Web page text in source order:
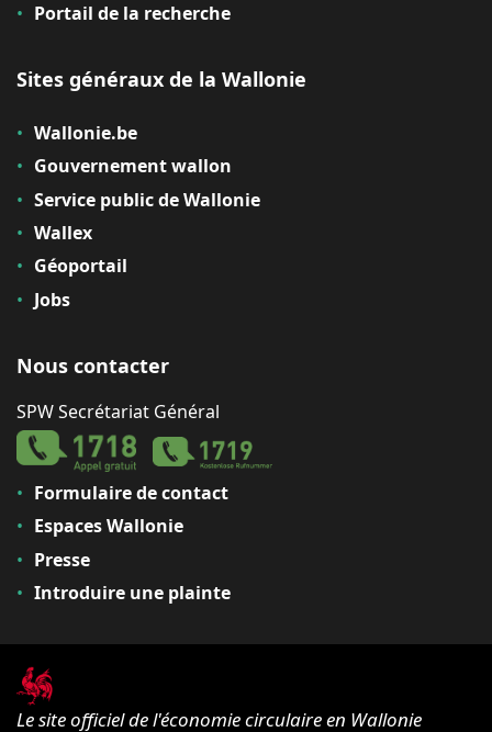
Portail de la recherche
Sites généraux de la Wallonie
Wallonie.be
Gouvernement wallon
Service public de Wallonie
Wallex
Géoportail
Jobs
Nous contacter
SPW Secrétariat Général
Formulaire de contact
Espaces Wallonie
Presse
Introduire une plainte
Le site officiel de l'économie circulaire en Wallonie